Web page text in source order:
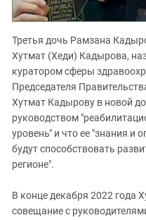
Третья дочь Рамзана
Хутмат (Хеди) Кадырова,
куратором сферы
Председателя
Хутмат Кадырову в новой
руководством
уровень" и что ее "знания и
будут способствовать
регионе".
В конце декабря 2022 года
совещание с